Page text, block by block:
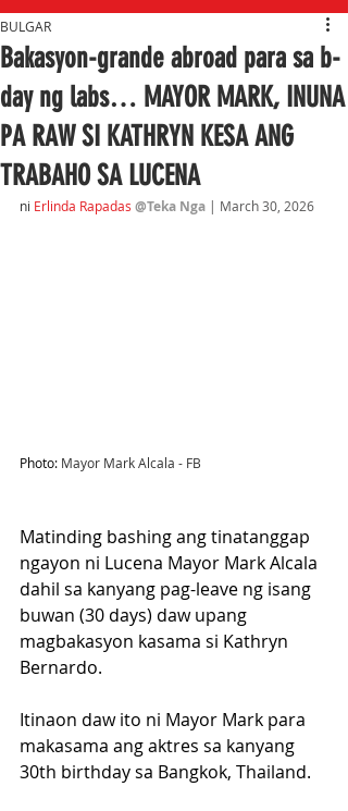
Bakasyon-grande abroad para sa b-
day ng labs… MAYOR MARK, INUNA
PA RAW SI KATHRYN KESA ANG
TRABAHO SA LUCENA
BULGAR
ni Erlinda Rapadas @Teka Nga | March 30, 2026
Photo: Mayor Mark Alcala - FB
Matinding bashing ang tinatanggap
ngayon ni Lucena Mayor Mark Alcala
dahil sa kanyang pag-leave ng isang
buwan (30 days) daw upang
magbakasyon kasama si Kathryn
Bernardo.
Itinaon daw ito ni Mayor Mark para
makasama ang aktres sa kanyang
30th birthday sa Bangkok, Thailand.